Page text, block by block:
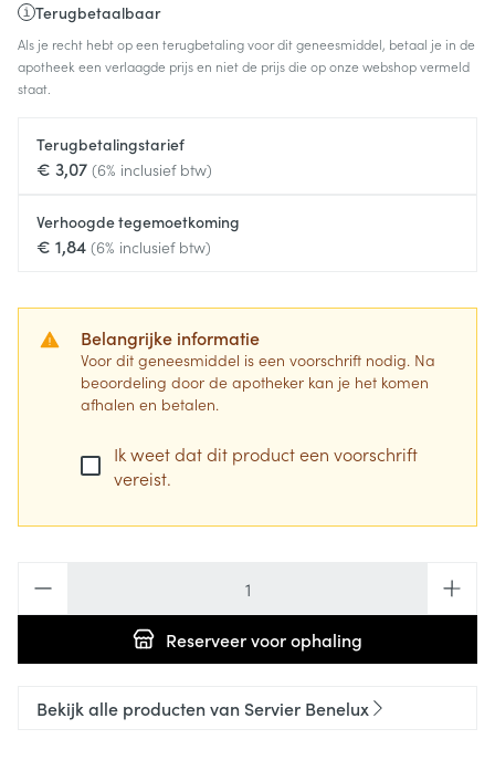
Terugbetaalbaar
Als je recht hebt op een terugbetaling voor dit geneesmiddel, betaal je in de
apotheek een verlaagde prijs en niet de prijs die op onze webshop vermeld
staat.
Terugbetalingstarief
€ 3,07 (6% inclusief btw)
Verhoogde tegemoetkoming
€ 1,84 (6% inclusief btw)
Belangrijke informatie
Voor dit geneesmiddel is een voorschrift nodig. Na
beoordeling door de apotheker kan je het komen
afhalen en betalen.
Ik weet dat dit product een voorschrift
vereist.
Reserveervoor ophaling
Bekijk alle producten van Servier Benelux